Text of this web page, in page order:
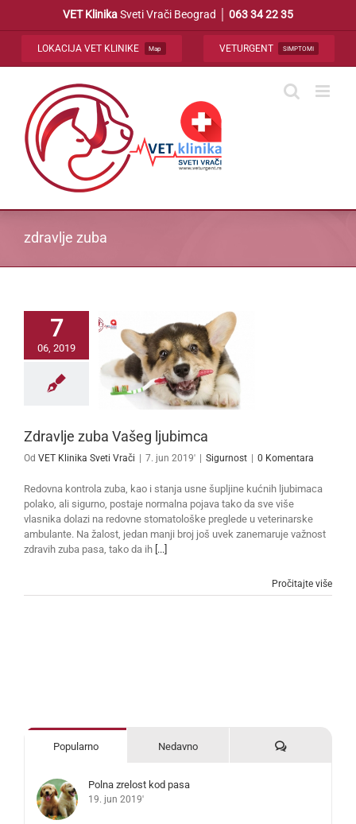
VET KlinikaSveti Vrači Beograd │ 063 34 22 35
LOKACIJA VET KLINIKE Map VETURGENT SIMPTOMI
zdravlje zuba
7
06, 2019
Zdravlje zuba Vašeg
ljubimca
Zdravlje zuba Vašeg ljubimca
Od VET Klinika Sveti Vrači 7. jun 2019' Sigurnost 0 Komentara
Redovna kontrola zuba, kao i stanja usne šupljine kućnih ljubimaca
polako, ali sigurno, postaje normalna pojava tako da sve više
vlasnika dolazi na redovne stomatološke preglede u veterinarske
ambulante. Na žalost, jedan manji broj još uvek zanemaruje važnost
zdravih zuba pasa, tako da ih [...]
Pročitajte više
Popularno Nedavno Komentari
Polna zrelost kod pasa
19. jun 2019'